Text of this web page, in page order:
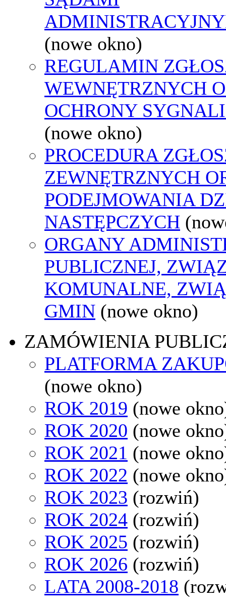
(nowe okno)
REGULAMIN
WEWNĘTRZNYCH
OCHRONY
(nowe okno)
PROCEDURA
ZEWNĘTRZNYCH
PODEJMOWANIA
NASTĘPCZYCH
ORGANY
PUBLICZNEJ,
KOMUNALNE,
GMIN (nowe okno)
ZAMÓWIENIA
PLATFORMA
(nowe okno)
ROK 2019 (nowe
ROK 2020 (nowe
ROK 2021 (nowe
ROK 2022 (nowe
ROK 2023 (rozwiń)
ROK 2024 (rozwiń)
ROK 2025 (rozwiń)
ROK 2026 (rozwiń)
LATA 2008-2018